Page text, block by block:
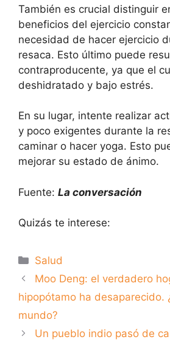
También es crucial distinguir
beneficios del ejercicio
necesidad de hacer ejercicio
resaca. Esto último puede
contraproducente, ya que el
deshidratado y bajo estrés.
En su lugar, intente realizar
y poco exigentes durante la
caminar o hacer yoga. Esto
mejorar su estado de ánimo.
Fuente: La conversación
Quizás te interese:
Categorías
Salud
Moo Deng: el verdadero
hipopótamo ha desaparecido.
mundo?
Un pueblo indio pasó de